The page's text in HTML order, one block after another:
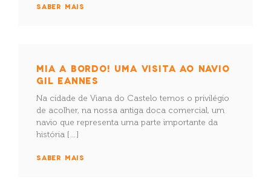
SABER MAIS
MIA A BORDO! UMA VISITA AO NAVIO
GIL EANNES
Na cidade de Viana do Castelo temos o privilégio
de acolher, na nossa antiga doca comercial, um
navio que representa uma parte importante da
história […]
SABER MAIS